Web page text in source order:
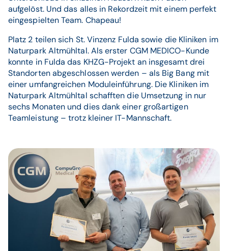
aufgelöst. Und das alles in Rekordzeit mit einem perfekt
eingespielten Team. Chapeau!
Platz 2 teilen sich St. Vinzenz Fulda sowie die Kliniken im
Naturpark Altmühltal. Als erster CGM MEDICO-Kunde
konnte in Fulda das KHZG-Projekt an insgesamt drei
Standorten abgeschlossen werden – als Big Bang mit
einer umfangreichen Moduleinführung. Die Kliniken im
Naturpark Altmühltal schafften die Umsetzung in nur
sechs Monaten und dies dank einer großartigen
Teamleistung – trotz kleiner IT-Mannschaft.